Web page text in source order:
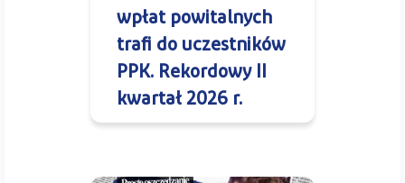
wpłat powitalnych
trafi do uczestników
PPK. Rekordowy II
kwartał 2026 r.